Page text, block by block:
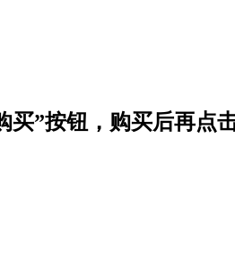
买”按钮，购买后再点